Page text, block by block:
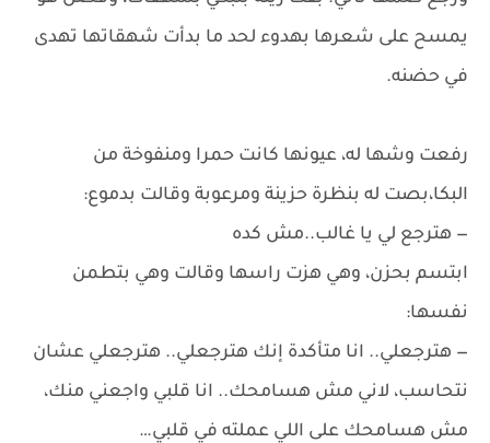
يمسح على شعرها بهدوء لحد ما بدأت شهقاتها تهدى
في حضنه.
رفعت وشها له، عيونها كانت حمرا ومنفوخة من
البكا،بصت له بنظرة حزينة ومرعوبة وقالت بدموع:
— هترجع لي يا غالب..مش كده
ابتسم بحزن، وهي هزت راسها وقالت وهي بتطمن
نفسها:
— هترجعلي.. انا متأكدة إنك هترجعلي.. هترجعلي عشان
نتحاسب، لاني مش هسامحك.. انا قلبي واجعني منك،
مش هسامحك على اللي عملته في قلبي…